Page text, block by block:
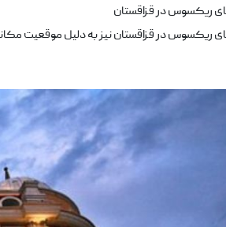
ریکسوس در قزاقستان
ریکسوس در قزاقستان نیز به دلیل موقعیت